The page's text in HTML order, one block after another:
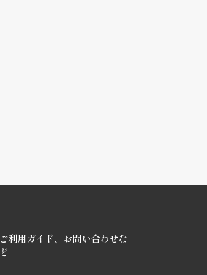
ご利用ガイド、お問い合わせな
ど